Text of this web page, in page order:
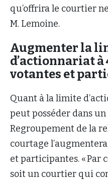
qu’offrira le courtier
M. Lemoine.
Augmenter la
d’actionnariat à
votantes et
Quant à la limite
peut posséder dans
Regroupement de la
courtage
et participantes. « Par
soit un courtier qui